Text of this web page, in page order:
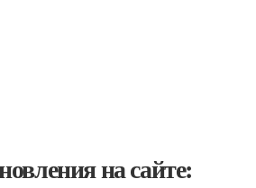
на сайте: